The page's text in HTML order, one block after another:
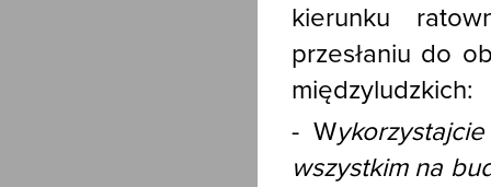
kierunku
przesłaniu do
międzyludzkich:
- W
wszystkim na